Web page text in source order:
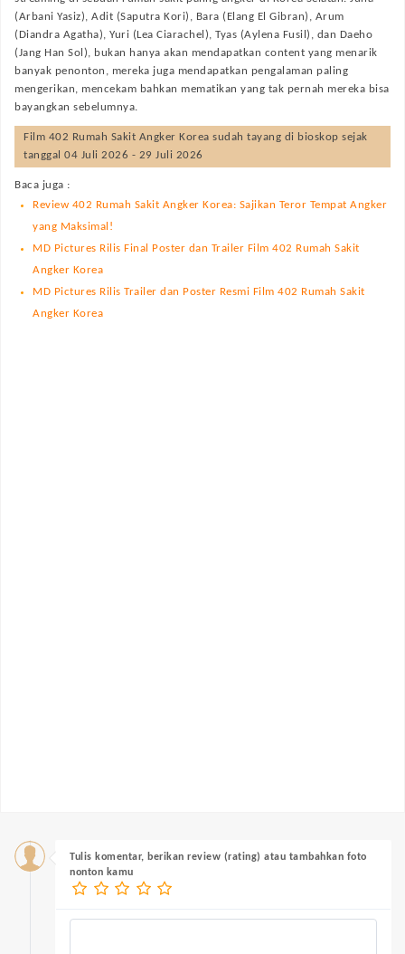
(Arbani Yasiz), Adit (Saputra Kori), Bara (Elang El Gibran), Arum
(Diandra Agatha), Yuri (Lea Ciarachel), Tyas (Aylena Fusil), dan Daeho
(Jang Han Sol), bukan hanya akan mendapatkan content yang menarik
banyak penonton, mereka juga mendapatkan pengalaman paling
mengerikan, mencekam bahkan mematikan yang tak pernah mereka bisa
bayangkan sebelumnya.
Film 402 Rumah Sakit Angker Korea sudah tayang di bioskop sejak
tanggal 04 Juli 2026 - 29 Juli 2026
Baca juga :
Review 402 Rumah Sakit Angker Korea: Sajikan Teror Tempat Angker
yang Maksimal!
MD Pictures Rilis Final Poster dan Trailer Film 402 Rumah Sakit
Angker Korea
MD Pictures Rilis Trailer dan Poster Resmi Film 402 Rumah Sakit
Angker Korea
Tulis komentar, berikan review (rating) atau tambahkan foto
nonton kamu